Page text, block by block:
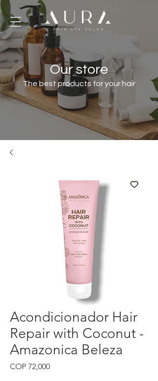
Our store
The best products for your hair
Acondicionador Hair
Repair with Coconut -
Amazonica Beleza
COP 72,000Price